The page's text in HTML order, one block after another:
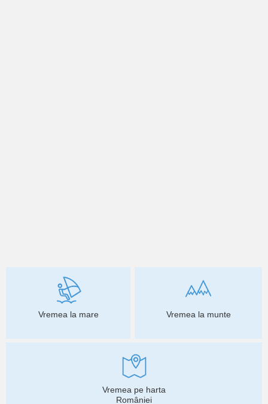
Vremea la mare Vremea la munte
Vremea pe harta
României